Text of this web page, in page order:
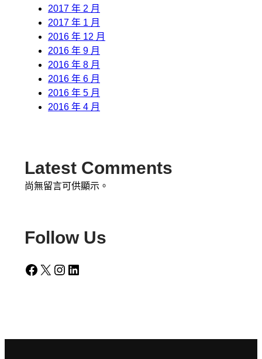
2017 年 2 月
2017 年 1 月
2016 年 12 月
2016 年 9 月
2016 年 8 月
2016 年 6 月
2016 年 5 月
2016 年 4 月
Latest Comments
尚無留言可供顯示。
Follow Us
Facebook X Instagram LinkedIn